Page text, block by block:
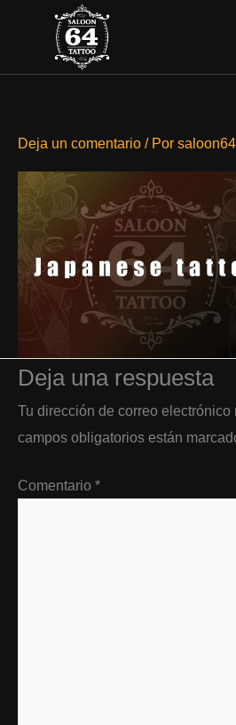
Deja un comentario / Por saloon64
Deja una respuesta
Tu dirección de correo electrónico
campos obligatorios están
Comentario *